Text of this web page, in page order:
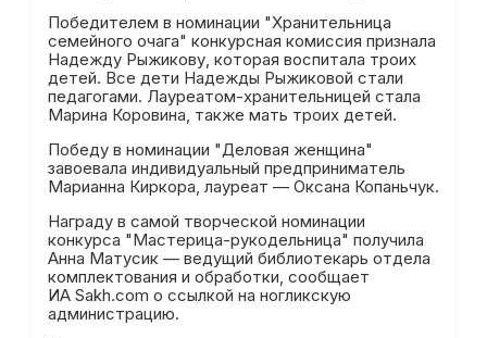
Победителем в номинации "Хранительница
семейного очага" конкурсная комиссия признала
Надежду Рыжикову, которая воспитала троих
детей. Все дети Надежды Рыжиковой стали
педагогами. Лауреатом-хранительницей стала
Марина Коровина, также мать троих детей.
Победу в номинации "Деловая женщина"
завоевала индивидуальный предприниматель
Марианна Киркора, лауреат — Оксана Копаньчук.
Награду в самой творческой номинации
конкурса "Мастерица-рукодельница" получила
Анна Матусик — ведущий библиотекарь отдела
комплектования и обработки, сообщает
ИА Sakh.com о ссылкой на ногликскую
администрацию.